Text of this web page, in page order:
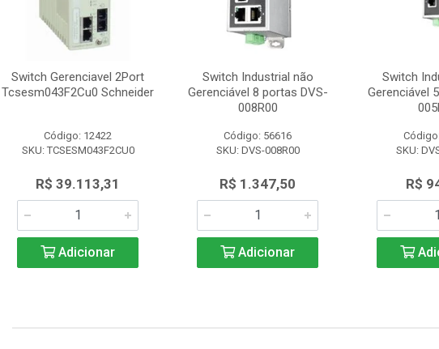
Switch Gerenciavel 2Port
Tcsesm043F2Cu0 Schneider
Código: 12422
SKU: TCSESM043F2CU0
R$ 39.113,31
Adicionar
Switch Industrial não
Gerenciável 8 portas DVS-
008R00
Código: 56616
SKU: DVS-008R00
R$ 1.347,50
Adicionar
Switch
Gerenciável
SKU:
R$